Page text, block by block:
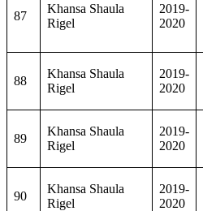
87
Khansa Shaula
Rigel
2019-
2020
88
Khansa Shaula
Rigel
2019-
2020
89
Khansa Shaula
Rigel
2019-
2020
90
Khansa Shaula
Rigel
2019-
2020